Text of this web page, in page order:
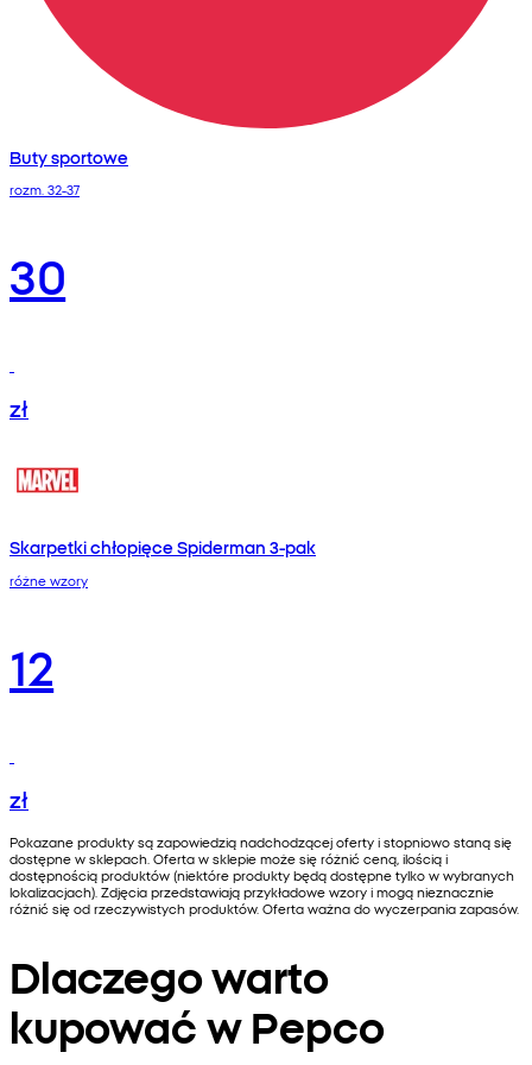
Buty sportowe
rozm. 32-37
30
zł
Skarpetki chłopięce Spiderman 3-pak
różne wzory
12
zł
Pokazane produkty są zapowiedzią nadchodzącej oferty i stopniowo staną się
dostępne w sklepach. Oferta w sklepie może się różnić ceną, ilością i
dostępnością produktów (niektóre produkty będą dostępne tylko w wybranych
lokalizacjach). Zdjęcia przedstawiają przykładowe wzory i mogą nieznacznie
różnić się od rzeczywistych produktów. Oferta ważna do wyczerpania zapasów.
Dlaczego warto
kupować w Pepco